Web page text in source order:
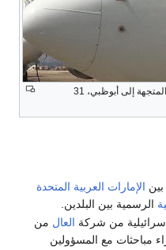
طائرة العال الإسرائيلية المتجهة إلى أبوظبي، 31
بين الإمارات العربية المتحدة
الرسمية بين البلدين.
من شركة العال من
مباحثات مع المسؤولين